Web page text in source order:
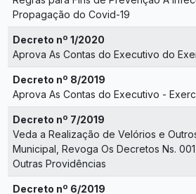
Propagação do Covid-19
Decreto nº 1/2020
Aprova As Contas do Executivo do
Decreto nº 8/2019
Aprova As Contas do Executivo -
Decreto nº 7/2019
Veda a Realização de Velórios e
Municipal, Revoga Os Decretos Ns.
Outras Providências
Decreto nº 6/2019